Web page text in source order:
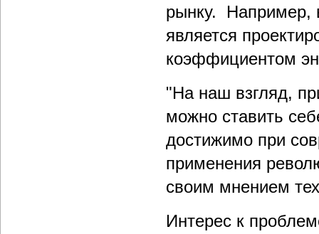
рынку. Например,
является
коэффициентом
"На наш взгляд,
можно ставить
достижимо при
применения
своим мнением
Интерес к